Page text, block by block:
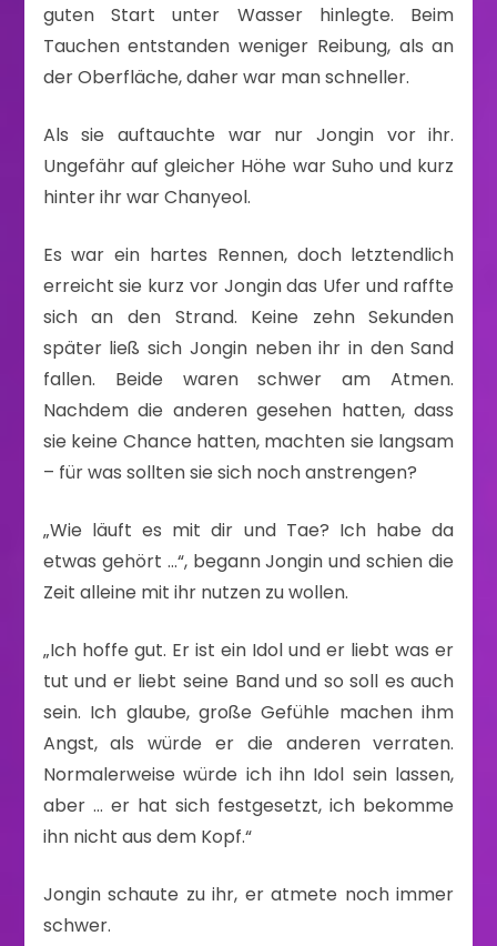
guten Start unter Wasser hinlegte. Beim
Tauchen entstanden weniger Reibung, als an
der Oberfläche, daher war man schneller.
Als sie auftauchte war nur Jongin vor ihr.
Ungefähr auf gleicher Höhe war Suho und kurz
hinter ihr war Chanyeol.
Es war ein hartes Rennen, doch letztendlich
erreicht sie kurz vor Jongin das Ufer und raffte
sich an den Strand. Keine zehn Sekunden
später ließ sich Jongin neben ihr in den Sand
fallen. Beide waren schwer am Atmen.
Nachdem die anderen gesehen hatten, dass
sie keine Chance hatten, machten sie langsam
– für was sollten sie sich noch anstrengen?
„Wie läuft es mit dir und Tae? Ich habe da
etwas gehört …“, begann Jongin und schien die
Zeit alleine mit ihr nutzen zu wollen.
„Ich hoffe gut. Er ist ein Idol und er liebt was er
tut und er liebt seine Band und so soll es auch
sein. Ich glaube, große Gefühle machen ihm
Angst, als würde er die anderen verraten.
Normalerweise würde ich ihn Idol sein lassen,
aber … er hat sich festgesetzt, ich bekomme
ihn nicht aus dem Kopf.“
Jongin schaute zu ihr, er atmete noch immer
schwer.